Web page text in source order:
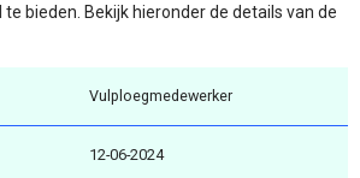
bieden. Bekijk hieronder de details van de
Vulploegmedewerker
12-06-2024